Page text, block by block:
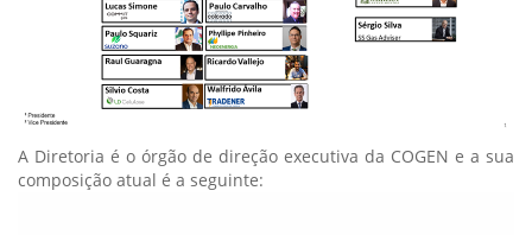
A Diretoria é o órgão de direção executiva da COGEN e a sua
composição atual é a seguinte: